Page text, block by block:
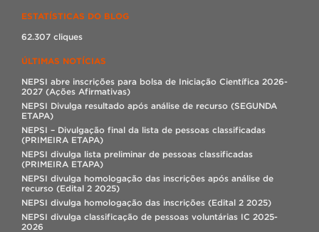
ESTATÍSTICAS DO BLOG
62.307 cliques
ÚLTIMAS NOTÍCIAS
NEPSI abre inscrições para bolsa de Iniciação Científica 2026-
2027 (Ações Afirmativas)
NEPSI Divulga resultado após análise de recurso (SEGUNDA
ETAPA)
NEPSI – Divulgação final da lista de pessoas classificadas
(PRIMEIRA ETAPA)
NEPSI divulga lista preliminar de pessoas classificadas
(PRIMEIRA ETAPA)
NEPSI divulga homologação das inscrições após análise de
recurso (Edital 2 2025)
NEPSI divulga homologação das inscrições (Edital 2 2025)
NEPSI divulga classificação de pessoas voluntárias IC 2025-
2026